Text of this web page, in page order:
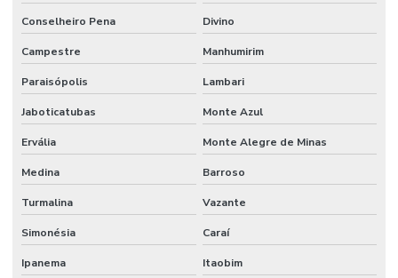
Conselheiro Pena Divino
Campestre Manhumirim
Paraisópolis Lambari
Jaboticatubas Monte Azul
Ervália Monte Alegre de Minas
Medina Barroso
Turmalina Vazante
Simonésia Caraí
Ipanema Itaobim